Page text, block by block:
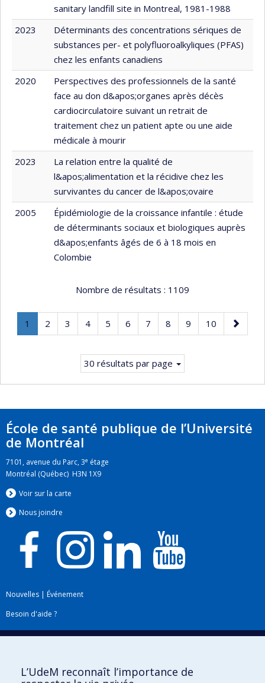
sanitary landfill site in Montreal, 1981-1988
2023
Déterminants des concentrations sériques de
substances per- et polyfluoroalkyliques (PFAS)
chez les enfants canadiens
2020
Perspectives des professionnels de la santé
face au don d&apos;organes après décès
cardiocirculatoire suivant un retrait de
traitement chez un patient apte ou une aide
médicale à mourir
2023
La relation entre la qualité de
l&apos;alimentation et la récidive chez les
survivantes du cancer de l&apos;ovaire
2005
Épidémiologie de la croissance infantile : étude
de déterminants sociaux et biologiques auprès
d&apos;enfants âgés de 6 à 18 mois en
Colombie
Nombre de résultats : 1109
Page
1
Page
Page
2 Page
3 Page
4 Page
5 Page
6 Page
7 Page
8 Page
9 Page
10
Page
suivante
30 résultats par page
École de santé publique de l’Université
de Montréal
7101, avenue du Parc, 3e étage
Montréal (Québec) H3N 1X9
Voir sur la carte
Nous joindre
Nouvelles | Événement
Besoin d'aide ?
Plan du site|Accessibilité
L’UdeM reconnaît l’importance de